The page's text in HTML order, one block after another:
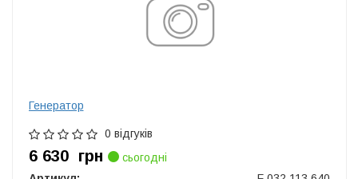
Генератор
0 відгуків
6 630 грн
сьогодні